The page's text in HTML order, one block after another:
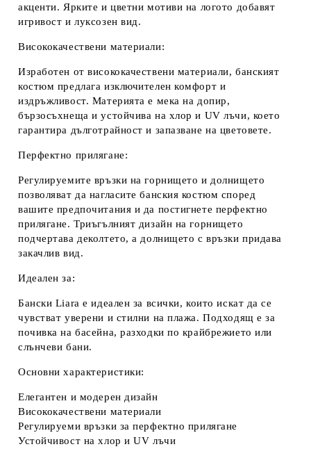
акценти. Ярките и цветни мотиви на логото добавят
игривост и луксозен вид.
Висококачествени материали:
Изработен от висококачествени материали, банският
костюм предлага изключителен комфорт и
издръжливост. Материята е мека на допир,
бързосъхнеща и устойчива на хлор и UV лъчи, което
гарантира дълготрайност и запазване на цветовете.
Перфектно прилягане:
Регулируемите връзки на горнището и долнището
позволяват да нагласите банския костюм според
вашите предпочитания и да постигнете перфектно
прилягане. Триъгълният дизайн на горнището
подчертава деколтето, а долнището с връзки придава
закачлив вид.
Идеален за:
Бански Liara е идеален за всички, които искат да се
чувстват уверени и стилни на плажа. Подходящ е за
почивка на басейна, разходки по крайбрежието или
слънчеви бани.
Основни характеристики:
Елегантен и модерен дизайн
Висококачествени материали
Регулируеми връзки за перфектно прилягане
Устойчивост на хлор и UV лъчи